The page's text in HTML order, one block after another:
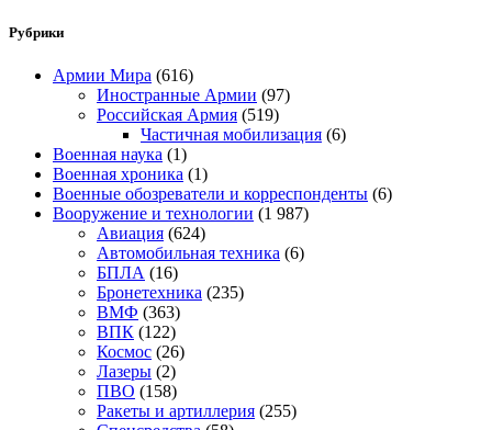
Рубрики
Армии Мира (616)
Иностранные Армии (97)
Российская Армия (519)
Частичная мобилизация (6)
Военная наука (1)
Военная хроника (1)
Военные обозреватели и корреспонденты (6)
Вооружение и технологии (1 987)
Авиация (624)
Автомобильная техника (6)
БПЛА (16)
Бронетехника (235)
ВМФ (363)
ВПК (122)
Космос (26)
Лазеры (2)
ПВО (158)
Ракеты и артиллерия (255)